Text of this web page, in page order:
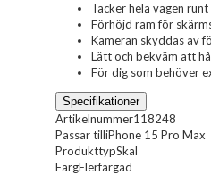
Täcker hela vägen
Förhöjd ram för
Kameran skyddas av
Lätt och bekväm att
För dig som behöver
Specifikationer
Artikelnummer118248
Passar tilliPhone 15 Pro Max
ProdukttypSkal
FärgFlerfärgad